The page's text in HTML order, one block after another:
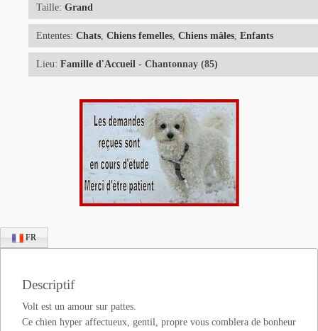
Taille:Grand
Ententes:Chats ,Chiens femelles ,Chiens mâles ,Enfants
Lieu: Famille d'Accueil - Chantonnay (85)
FR
Descriptif
Volt est un amour sur pattes.
Ce chien hyper affectueux, gentil, propre vous comblera de bonheur